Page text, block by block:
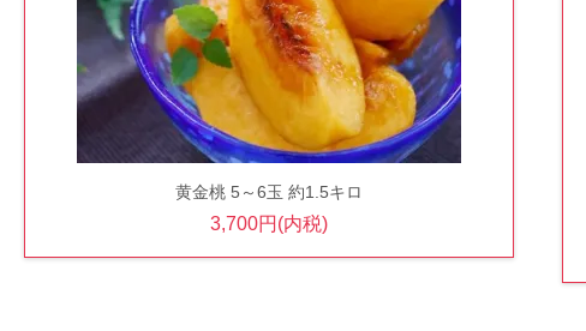
黄金桃 5～6玉 約1.5キロ
3,700円(内税)